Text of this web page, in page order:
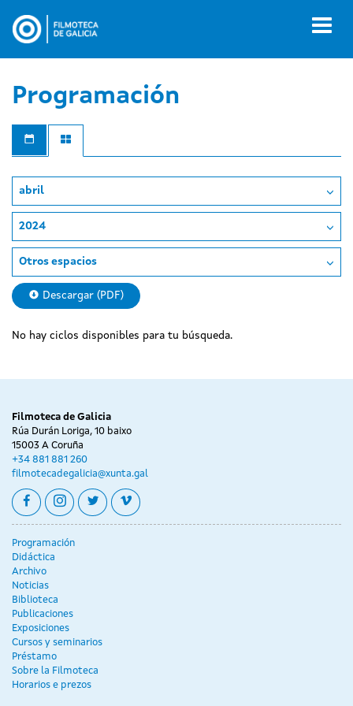
contenido
Programación
abril
2024
Otros espacios
Descargar (PDF)
No hay ciclos disponibles para tu búsqueda.
Filmoteca de Galicia
Rúa Durán Loriga, 10 baixo
15003 A Coruña
+34 881 881 260
filmotecadegalicia@xunta.gal
facebookinstagram
twittervimeo
Programación
Didáctica
Archivo
Noticias
Biblioteca
Publicaciones
Exposiciones
Cursos y seminarios
Préstamo
Sobre la Filmoteca
Horarios e prezos